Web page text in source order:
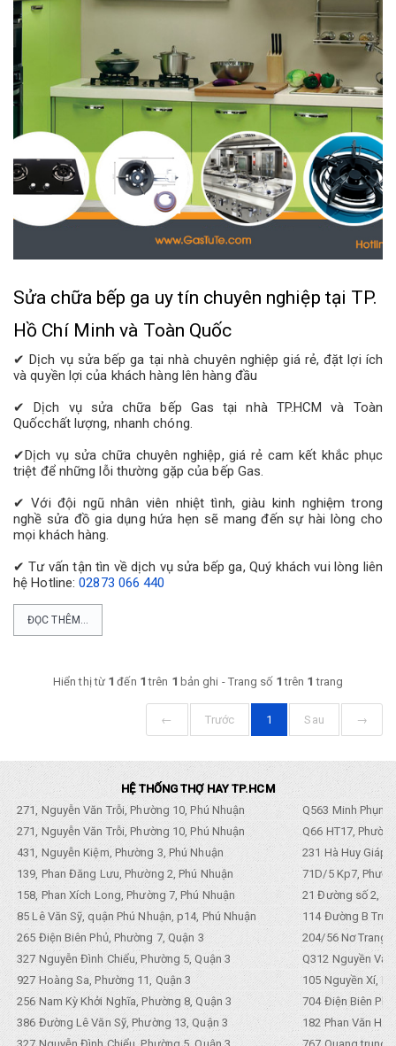
Sửa chữa bếp ga uy tín chuyên nghiệp tại TP.
Hồ Chí Minh và Toàn Quốc
✔ Dịch vụ sửa bếp ga tại nhà chuyên nghiệp giá rẻ, đặt lợi ích
và quyền lợi của khách hàng lên hàng đầu
✔ Dịch vụ sửa chữa bếp Gas tại nhà TP.HCM và Toàn
Quốcchất lượng, nhanh chóng.
✔Dịch vụ sửa chữa chuyên nghiệp, giá rẻ cam kết khắc phục
triệt để những lỗi thường gặp của bếp Gas.
✔ Với đội ngũ nhân viên nhiệt tình, giàu kinh nghiệm trong
nghề sửa đồ gia dụng hứa hẹn sẽ mang đến sự hài lòng cho
mọi khách hàng.
✔ Tư vấn tận tìn về dịch vụ sửa bếp ga, Quý khách vui lòng liên
hệ Hotline:02873 066 440
ĐỌC THÊM...
Hiển thị từ 1đến 1trên 1 bản ghi - Trang số 1trên 1trang
← Trước 1 Sau →
HỆ THỐNG THỢ HAY TP.HCM
271, Nguyễn Văn Trỗi, Phường 10, Phú Nhuận
Q563 Minh
271, Nguyễn Văn Trỗi, Phường 10, Phú Nhuận
Q66 HT17,
431, Nguyễn Kiệm, Phường 3, Phú Nhuận
231 Hà Huy Giáp,
139, Phan Đăng Lưu, Phường 2, Phú Nhuận
71D/5 Kp7,
158, Phan Xích Long, Phường 7, Phú Nhuận
21 Đường số 2,
85 Lê Văn Sỹ, quận Phú Nhuận, p14, Phú Nhuận
114 Đường B
265 Điện Biên Phủ, Phường 7, Quận 3
204/56 Nơ Trang
327 Nguyễn Đình Chiểu, Phường 5, Quận 3
Q312 Nguyền
927 Hoàng Sa, Phường 11, Quận 3
105 Nguyền Xí,
256 Nam Kỳ Khởi Nghĩa, Phường 8, Quận 3
704 Điện Biên
386 Đường Lê Văn Sỹ, Phường 13, Quận 3
182 Phan Văn
327 Nguyễn Đình Chiểu, Phường 5, Quận 3
767 Quang trung,